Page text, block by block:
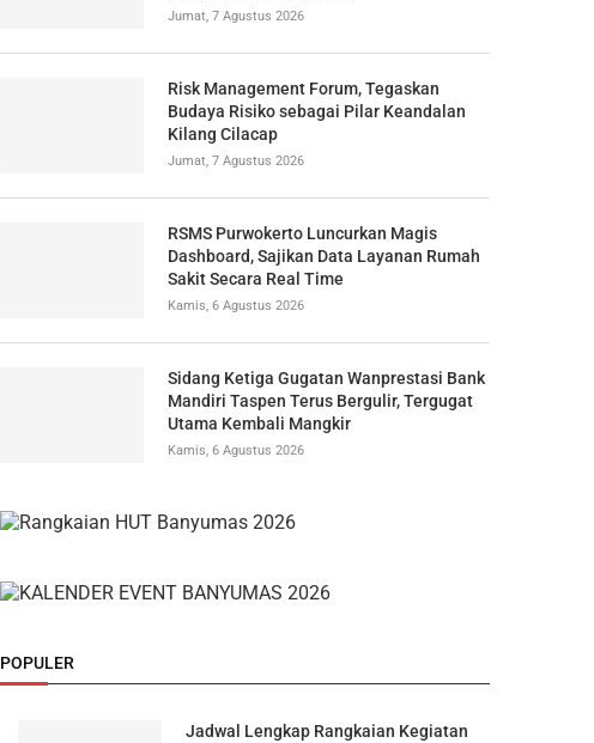
Jumat, 7 Agustus 2026
Risk Management Forum, Tegaskan
Budaya Risiko sebagai Pilar Keandalan
Kilang Cilacap
Jumat, 7 Agustus 2026
RSMS Purwokerto Luncurkan Magis
Dashboard, Sajikan Data Layanan Rumah
Sakit Secara Real Time
Kamis, 6 Agustus 2026
Sidang Ketiga Gugatan Wanprestasi Bank
Mandiri Taspen Terus Bergulir, Tergugat
Utama Kembali Mangkir
Kamis, 6 Agustus 2026
POPULER
Jadwal Lengkap Rangkaian Kegiatan